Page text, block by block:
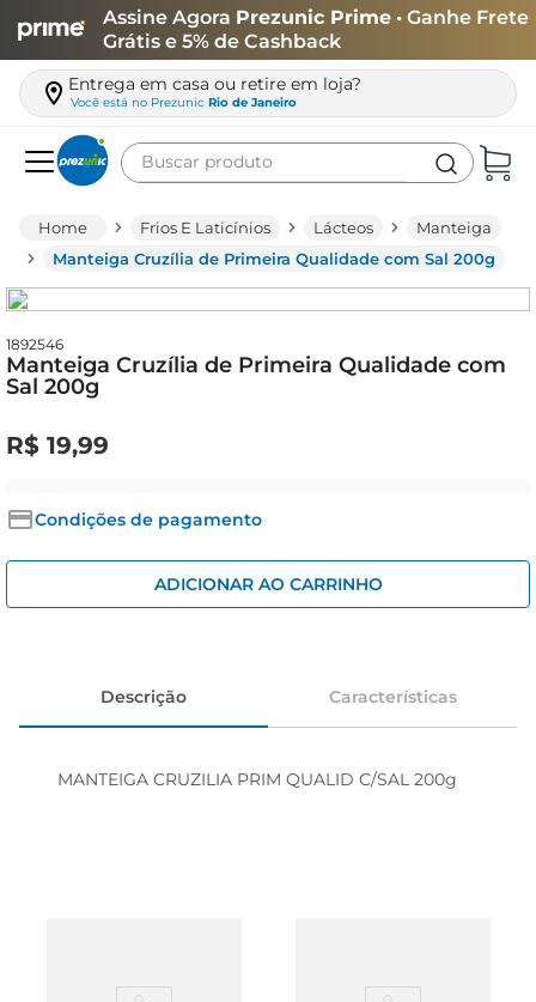
Assine Agora Prezunic Prime • Ganhe Frete
Grátis e 5% de Cashback
Entrega em casa ou retire em loja?
Você está no Prezunic Rio de Janeiro
Buscar produto
Frios E Laticínios Lácteos
Manteiga
Manteiga Cruzília de Primeira Qualidade com Sal 200g
1892546
Manteiga Cruzília de Primeira Qualidade com
Sal 200g
R$ 19,99
Condições de pagamento
ADICIONAR AO CARRINHO
Descrição Características
MANTEIGA CRUZILIA PRIM QUALID C/SAL 200g
leite
queijo
biscoito
iogurte
papel higiênico